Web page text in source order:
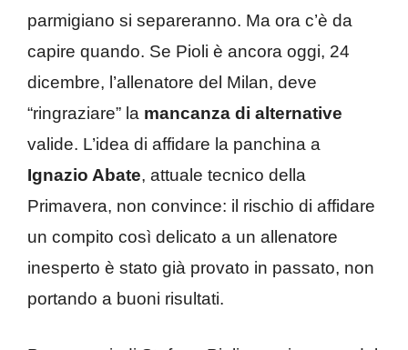
parmigiano si separeranno. Ma ora c’è da
capire quando. Se Pioli è ancora oggi, 24
dicembre, l’allenatore del Milan, deve
“ringraziare” la mancanza di alternative
valide. L’idea di affidare la panchina a
Ignazio Abate, attuale tecnico della
Primavera, non convince: il rischio di affidare
un compito così delicato a un allenatore
inesperto è stato già provato in passato, non
portando a buoni risultati.